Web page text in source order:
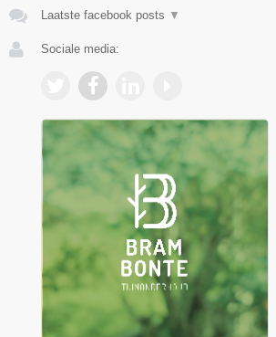
Laatste facebook posts ▼
Sociale media: